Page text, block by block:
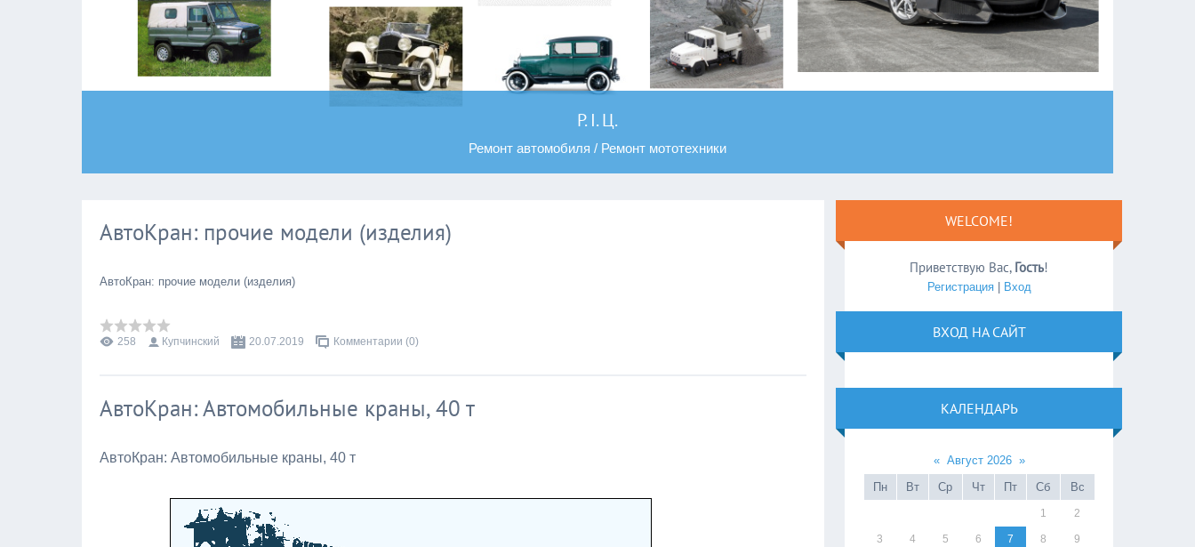
Р. І. Ц.
Ремонт автомобиля / Ремонт мототехники
АвтоКран: прочие модели (изделия)
АвтоКран: прочие модели (изделия)
258 Купчинский 20.07.2019 Комментарии (0)
АвтоКран: Автомобильные краны, 40 т
АвтоКран: Автомобильные краны, 40 т
WELCOME!
Приветствую Вас, Гость!
Регистрация| Вход
ВХОД НА САЙТ
КАЛЕНДАРЬ
« Август 2026 »
Пн
Вт Ср Чт Пт Сб Вс
1 2
3 4 5 6 7 8 9